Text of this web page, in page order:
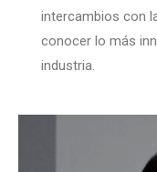
intercambios con
conocer lo más
industria.